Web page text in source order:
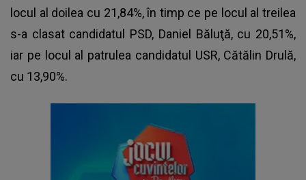
locul al doilea cu 21,84%, în timp ce pe locul al treilea
s-a clasat candidatul PSD, Daniel Băluţă, cu 20,51%,
iar pe locul al patrulea candidatul USR, Cătălin Drulă,
cu 13,90%.